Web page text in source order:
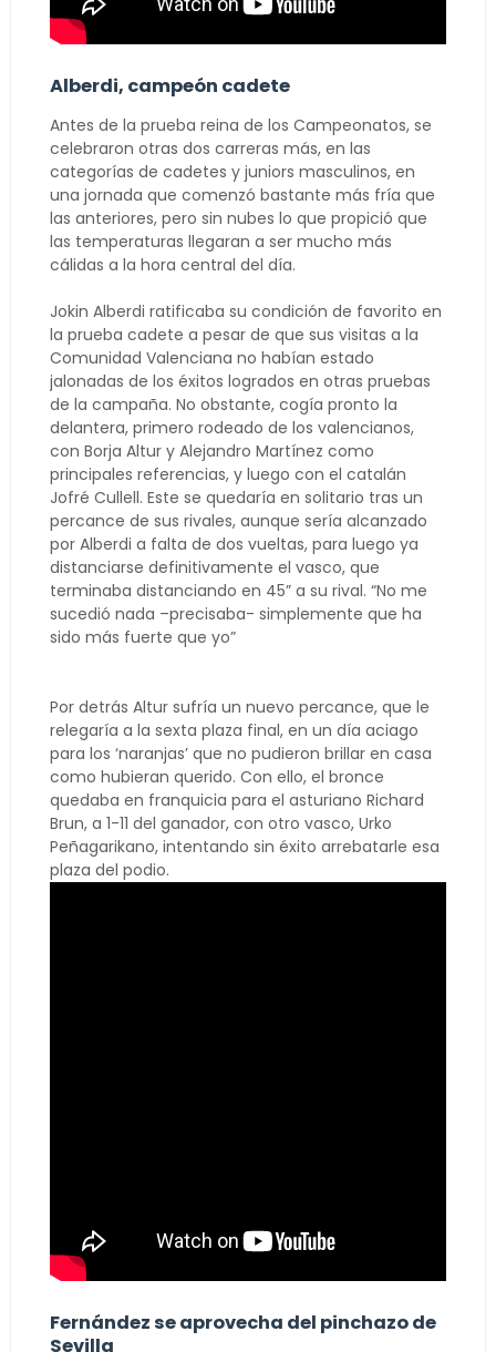
Alberdi, campeón cadete
Antes de la prueba reina de los Campeonatos, se
celebraron otras dos carreras más, en las
categorías de cadetes y juniors masculinos, en
una jornada que comenzó bastante más fría que
las anteriores, pero sin nubes lo que propició que
las temperaturas llegaran a ser mucho más
cálidas a la hora central del día.
Jokin Alberdi ratificaba su condición de favorito en
la prueba cadete a pesar de que sus visitas a la
Comunidad Valenciana no habían estado
jalonadas de los éxitos logrados en otras pruebas
de la campaña. No obstante, cogía pronto la
delantera, primero rodeado de los valencianos,
con Borja Altur y Alejandro Martínez como
principales referencias, y luego con el catalán
Jofré Cullell. Este se quedaría en solitario tras un
percance de sus rivales, aunque sería alcanzado
por Alberdi a falta de dos vueltas, para luego ya
distanciarse definitivamente el vasco, que
terminaba distanciando en 45” a su rival. “No me
sucedió nada –precisaba- simplemente que ha
sido más fuerte que yo”
Por detrás Altur sufría un nuevo percance, que le
relegaría a la sexta plaza final, en un día aciago
para los ‘naranjas’ que no pudieron brillar en casa
como hubieran querido. Con ello, el bronce
quedaba en franquicia para el asturiano Richard
Brun, a 1-11 del ganador, con otro vasco, Urko
Peñagarikano, intentando sin éxito arrebatarle esa
plaza del podio.
Fernández se aprovecha del pinchazo de
Sevilla